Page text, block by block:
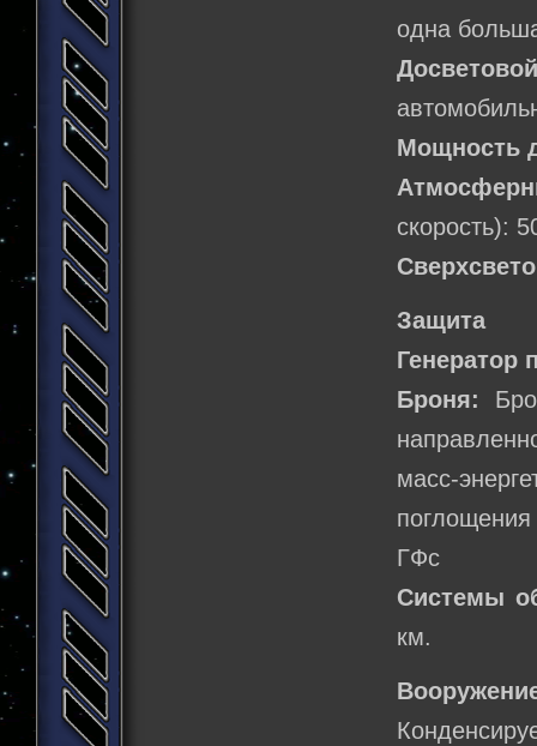
одна
Мощность
скорость):
Защита
Генератор
Броня:
масс-
ГФс
Системы
км.